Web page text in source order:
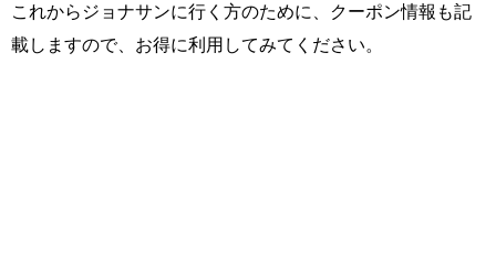
これからジョナサンに行く方のために、クーポン情報も記
載しますので、お得に利用してみてください。